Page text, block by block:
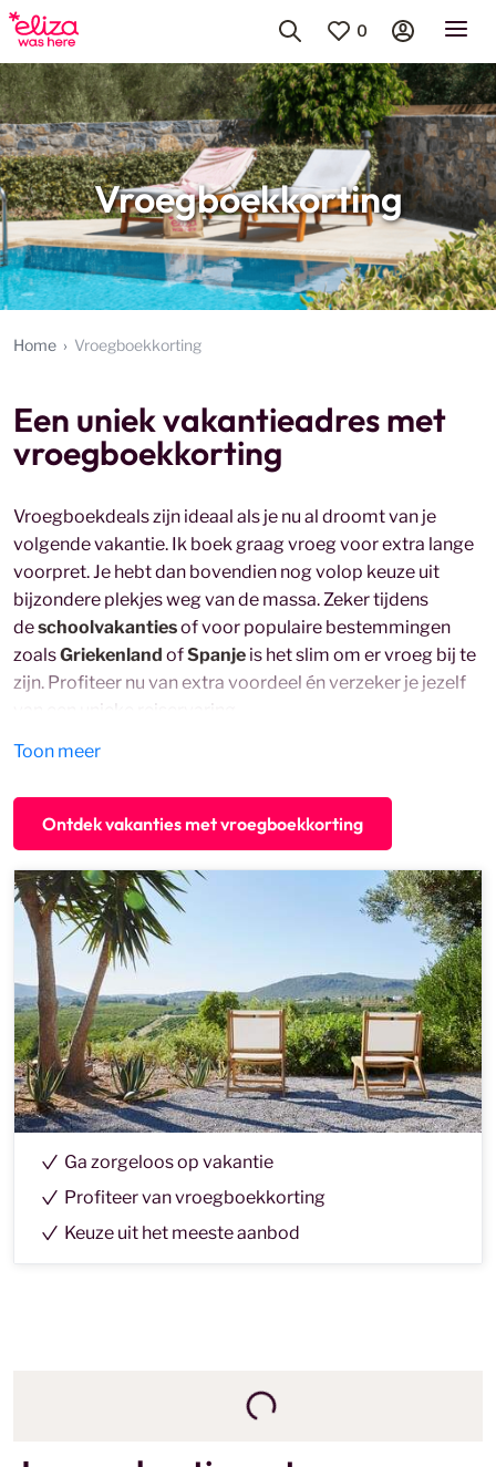
0
Vroegboekkorting
Home Vroegboekkorting
Een uniek vakantieadres met
vroegboekkorting
Vroegboekdeals zijn ideaal als je nu al droomt van je
volgende vakantie. Ik boek graag vroeg voor extra lange
voorpret. Je hebt dan bovendien nog volop keuze uit
bijzondere plekjes weg van de massa. Zeker tijdens
deschoolvakantiesof voor populaire bestemmingen
zoalsGriekenland ofSpanje is het slim om er vroeg bij te
zijn. Profiteer nu van extra voordeel én verzeker je jezelf
van een unieke reiservaring.
Toon meer
Ontdek vakanties met vroegboekkorting
Ga zorgeloos op vakantie
Profiteer van vroegboekkorting
Keuze uit het meeste aanbod